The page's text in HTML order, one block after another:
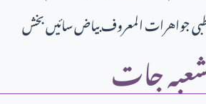
جواهرات المعروف بیاض سائیں بخش
جات